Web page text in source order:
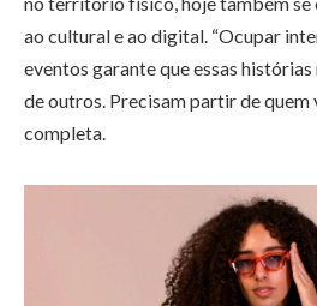
ao cultural e ao digital. “Ocupar
eventos garante que essas
de outros. Precisam partir de quem
completa.